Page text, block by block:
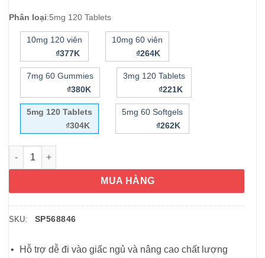
Phân loại:5mg 120 Tablets
10mg 120 viên
₫377K
10mg 60 viên
₫264K
7mg 60 Gummies
₫380K
3mg 120 Tablets
₫221K
5mg 120 Tablets
₫304K
5mg 60 Softgels
₫262K
Viên uống giúp ngủ ngon Puritan’s Pride Melatonin 5mg 120
MUA HÀNG
SKU: SP568846
Hỗ trợ dễ đi vào giấc ngủ và nâng cao chất lượng